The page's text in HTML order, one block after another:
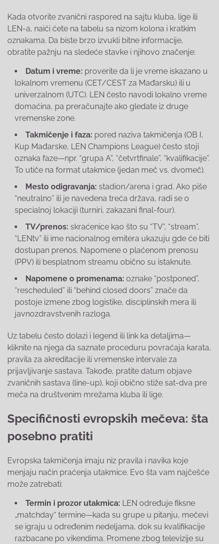
Kada otvorite zvanični raspored na sajtu kluba, lige ili
LEN-a, naići ćete na tabelu sa nizom kolona i kratkim
oznakama. Da biste brzo izvukli bitne informacije,
obratite pažnju na sledeće stavke i njihovo značenje:
Datum i vreme: proverite da li je vreme iskazano u
lokalnom vremenu (CET/CEST za Mađarsku) ili u
univerzalnom (UTC). LEN često navodi lokalno vreme
domaćina, pa preračunajte ako gledate iz druge
vremenske zone.
Takmičenje i faza: pored naziva takmičenja (OB I,
Kup Mađarske, LEN Champions League) često stoji
oznaka faze—npr. “grupa A”, “četvrtfinale”, “kvalifikacije”.
To utiče na format utakmice (jedan meč vs. dvomeč).
Mesto odigravanja: stadion/arena i grad. Ako piše
“neutralno” ili je navedena treća država, radi se o
specialnoj lokaciji (turniri, zakazani final-four).
TV/prenos: skraćenice kao što su “TV”, “stream”,
“LENtv” ili ime nacionalnog emitera ukazuju gde će biti
dostupan prenos. Napomene o plaćenom prenosu
(PPV) ili besplatnom streamu obično su istaknute.
Napomene o promenama: oznake “postponed”,
“rescheduled” ili “behind closed doors” znače da
postoje izmene zbog logistike, disciplinskih mera ili
javnozdravstvenih razloga.
Uz tabelu često dolazi i legend ili link ka detaljima—
kliknite na njega da saznate proceduru povraćaja karata,
pravila za akreditacije ili vremenske intervale za
prijavljivanje sastava. Takođe, pratite datum objave
zvaničnih sastava (line-up), koji obično stiže sat-dva pre
meča na društvenim mrežama kluba ili lige.
Specifičnosti evropskih mečeva: šta
posebno pratiti
Evropska takmičenja imaju niz pravila i navika koje
menjaju način praćenja utakmice. Evo šta vam najčešće
može zatrebati:
Termin i prozor utakmica: LEN određuje fiksne
„matchday“ termine—kada su grupe u pitanju, mečevi
se igraju u određenim nedeljama, dok su kvalifikacije
razbacane po vikendima. Promene zbog televizije su